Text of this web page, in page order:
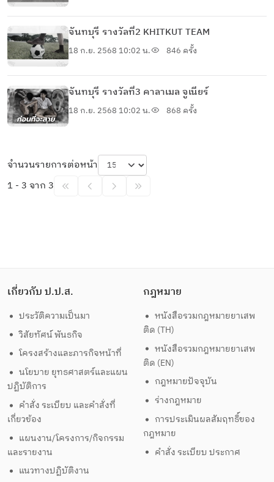
จันทบุรี รางวัลที่2 KHITKUT TEAM
18 ก.ย. 2568 10:02 น. 846 ครั้ง
จันทบุรี รางวัลที่3 คาลาเมล จูเนียร์
18 ก.ย. 2568 10:02 น. 868 ครั้ง
จำนวนรายการต่อหน้า
1 - 3 จาก 3
เกี่ยวกับ ป.ป.ส.
ประวัติความเป็นมา
วิสัยทัศน์ พันธกิจ
โครงสร้างและภารกิจหน้าที่
นโยบาย ยุทธศาสตร์และแผน
ปฏิบัติการ
คำสั่ง ระเบียบ และคำสั่งที่
เกี่ยวข้อง
แผนงาน/โครงการ/กิจกรรม
และรายงาน
แนวทางปฏิบัติงาน
กฎหมาย
หนังสือรวมกฎหมายยาเสพ
ติด (TH)
หนังสือรวมกฎหมายยาเสพ
ติด (EN)
กฎหมายปัจจุบัน
ร่างกฎหมาย
การประเมินผลสัมฤทธิ์ของ
กฎหมาย
คำสั่ง ระเบียบ ประกาศ